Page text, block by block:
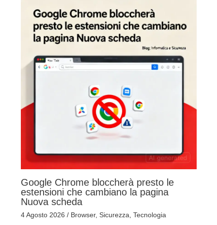
Google Chrome bloccherà presto le
estensioni che cambiano la pagina
Nuova scheda
4 Agosto 2026 / Browser, Sicurezza Tecnologia